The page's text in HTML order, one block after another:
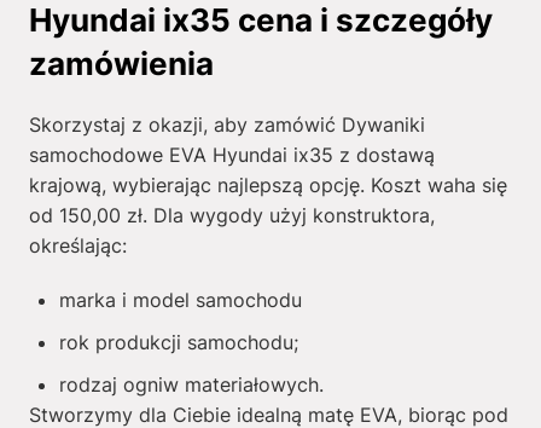
Hyundai ix35 cena i szczegóły
zamówienia
Skorzystaj z okazji, aby zamówić Dywaniki
samochodowe EVA Hyundai ix35 z dostawą
krajową, wybierając najlepszą opcję. Koszt waha się
od 150,00 zł. Dla wygody użyj konstruktora,
określając:
marka i model samochodu
rok produkcji samochodu;
rodzaj ogniw materiałowych.
Stworzymy dla Ciebie idealną matę EVA, biorąc pod